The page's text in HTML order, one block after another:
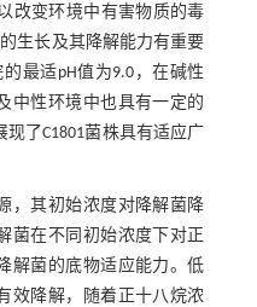
改变环境中有害物质的毒
生长及其降解能力有重要
最适pH值为9.0，在碱性
中性环境中也具有一定的
了C1801菌株具有适应广
，其初始浓度对降解菌降
菌在不同初始浓度下对正
解菌的底物适应能力。低
效降解，随着正十八烷浓